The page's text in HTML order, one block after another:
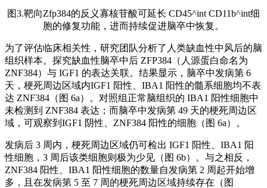
图3.靶向Zfp384的反义寡核苷酸可延长 CD45^int CD11b^int细
胞的修复功能，进而持续促进脑卒中恢复。
为了评估临床相关性，研究团队分析了人类缺血性中风后的脑
组织样本。探究缺血性脑卒中后 ZFP384（人源蛋白命名为
ZNF384）与 IGF1 的表达关联。结果显示，脑卒中发病第 6
天，梗死周边区域内IGF1 阳性、IBA1 阳性的髓系细胞均不表
达 ZNF384（图 6a）。对照组正常脑组织的 IBA1 阳性细胞中
未检测到 ZNF384 表达；而脑卒中发病第 49 天的梗死周边区
域，可观察到IGF1 阴性、ZNF384 阳性的细胞（图 6a）。
发病后 3 周内，梗死周边区域仍可检出 IGF1 阳性、IBA1 阳
性细胞，3 周后该类细胞则极为少见（图 6b）。与之相反，
ZNF384 阳性、IBA1 阳性细胞的数量自发病第 2 周起开始增
多，且在发病第 5 至 7 周的梗死周边区域持续存在（图